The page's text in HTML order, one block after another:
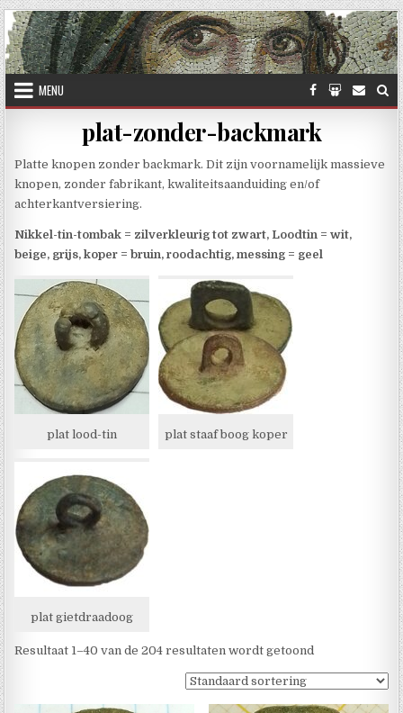
Skip to content
MENU
plat-zonder-backmark
Platte knopen zonder backmark. Dit zijn voornamelijk massieve
knopen, zonder fabrikant, kwaliteitsaanduiding en/of
achterkantversiering.
Nikkel-tin-tombak = zilverkleurig tot zwart, Loodtin = wit,
beige, grijs, koper = bruin, roodachtig, messing = geel
plat lood-tin plat staaf boog koper
plat gietdraadoog
Resultaat 1–40 van de 204 resultaten wordt getoond